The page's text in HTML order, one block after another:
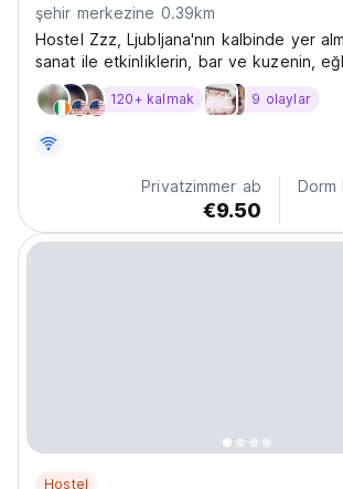
şehir merkezine 0.39km
Hostel Zzz, Ljubljana'nın kalbinde yer
sanat ile etkinliklerin, bar ve kuzenin,
dinlenmenin kesiştiği Lokacija'nın bir
120+ kalmak 9 olaylar
Privatzimmer ab
€9.50
Dorm
Hostel